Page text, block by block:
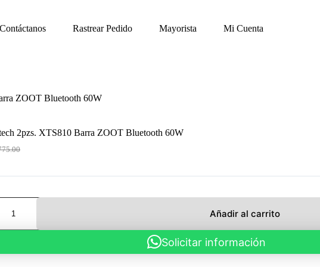
Contáctanos Rastrear Pedido Mayorista Mi Cuenta
ZOOT Bluetooth 60W
2pzs. XTS810 Barra ZOOT Bluetooth 60W
Añadir al carrito
Solicitar información